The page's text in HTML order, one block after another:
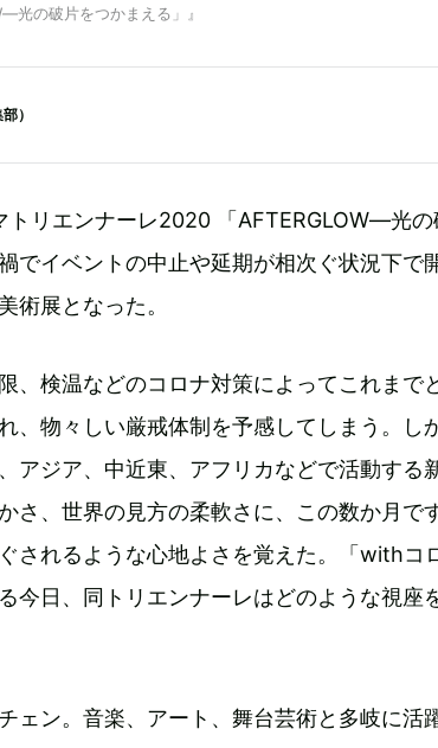
の破片をつかまえる」』
）
トリエンナーレ2020 「AFTERGLOW―光の
でイベントの中止や延期が相次ぐ状況下で
術展となった。
、検温などのコロナ対策によってこれまで
、物々しい厳戒体制を予感してしまう。し
アジア、中近東、アフリカなどで活動する
さ、世界の見方の柔軟さに、この数か月で
されるような心地よさを覚えた。「withコ
今日、同トリエンナーレはどのような視座
ェン。音楽、アート、舞台芸術と多岐に活